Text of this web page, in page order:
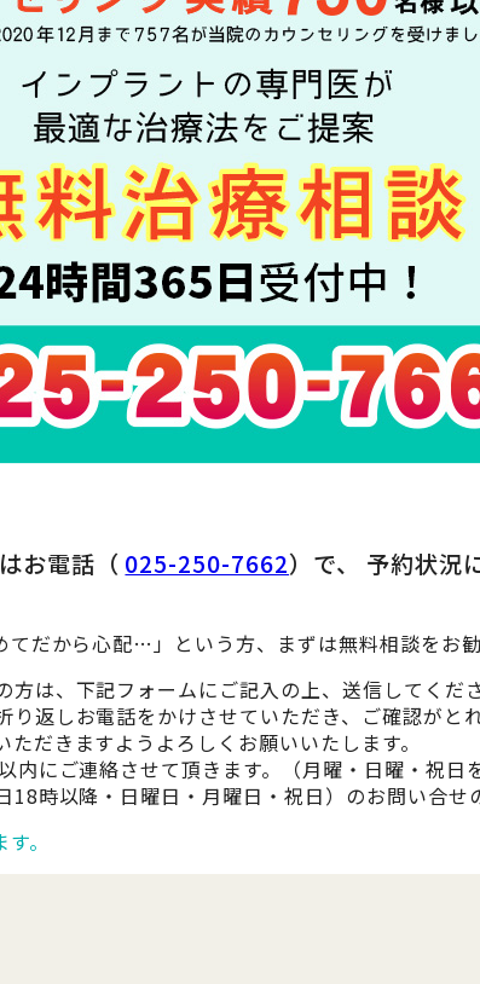
お電話（ 025-250-7662）で、 予約状況
てだから心配…」という方、まずは無料相談をお
方は、下記フォームにご記入の上、送信してくださ
り返しお電話をかけさせていただき、ご確認が
だきますようよろしくお願いいたします。
内にご連絡させて頂きます。（月曜・日曜・祝日
18時以降・日曜日・月曜日・祝日）のお問い合せ
。